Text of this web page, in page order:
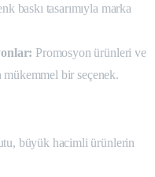
baskı tasarımıyla marka
Promosyon ürünleri ve
bir seçenek.
büyük hacimli ürünlerin